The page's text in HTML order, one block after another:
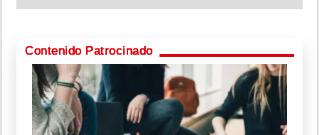
Contenido Patrocinado